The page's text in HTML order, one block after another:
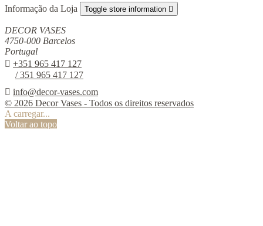
Informação da Loja Toggle store information 
DECOR VASES
4750-000 Barcelos
Portugal
 +351 965 417 127
/ 351 965 417 127
 info@decor-vases.com
© 2026 Decor Vases - Todos os direitos reservados
A carregar...
Voltar ao topo